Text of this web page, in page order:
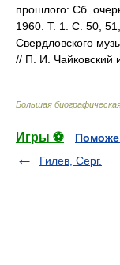
прошлого: Сб.
1960. Т. 1. С. 50,
Свердловского
// П. И. Чайковский
Большая
Игры ⚽
Гилев, Серг.